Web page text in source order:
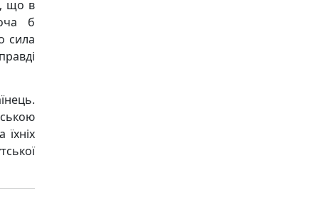
що в
б
сила